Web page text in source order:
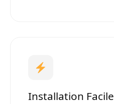
Installation Facile